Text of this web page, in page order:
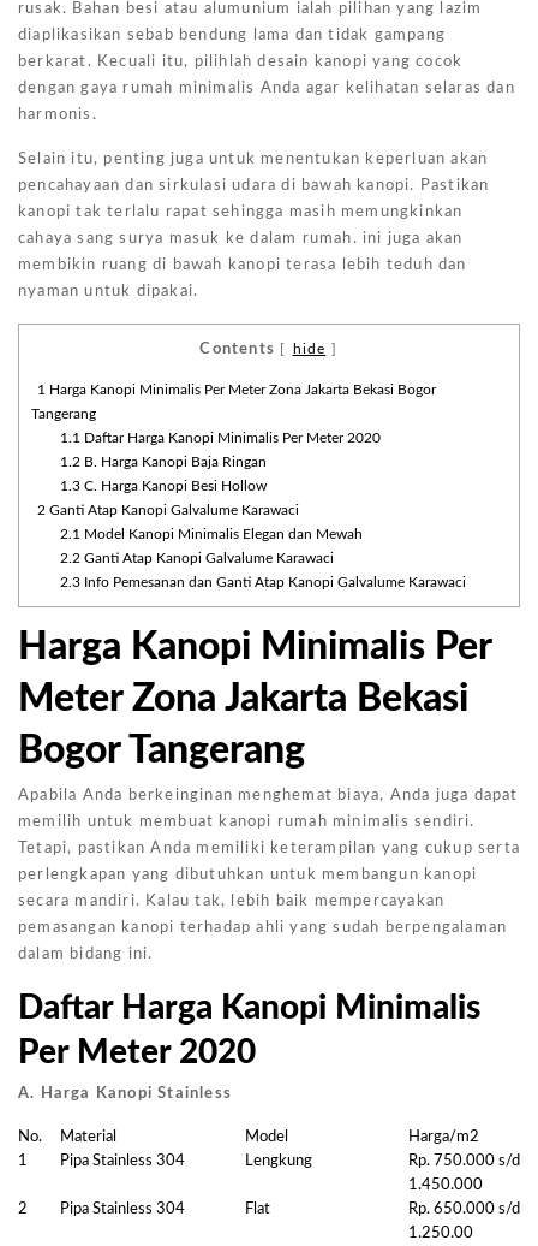
rusak. Bahan besi atau alumunium ialah pilihan yang lazim
diaplikasikan sebab bendung lama dan tidak gampang
berkarat. Kecuali itu, pilihlah desain kanopi yang cocok
dengan gaya rumah minimalis Anda agar kelihatan selaras dan
harmonis.
Selain itu, penting juga untuk menentukan keperluan akan
pencahayaan dan sirkulasi udara di bawah kanopi. Pastikan
kanopi tak terlalu rapat sehingga masih memungkinkan
cahaya sang surya masuk ke dalam rumah. ini juga akan
membikin ruang di bawah kanopi terasa lebih teduh dan
nyaman untuk dipakai.
Contents hide
1
Harga Kanopi Minimalis Per Meter Zona Jakarta Bekasi Bogor
Tangerang
1.1
Daftar Harga Kanopi Minimalis Per Meter 2020
1.2 B. Harga Kanopi Baja Ringan
1.3C. Harga Kanopi Besi Hollow
2 Ganti Atap Kanopi Galvalume Karawaci
2.1
Model Kanopi Minimalis Elegan dan Mewah
2.2 Ganti Atap Kanopi Galvalume Karawaci
2.3Info Pemesanan dan Ganti Atap Kanopi Galvalume Karawaci
Harga Kanopi Minimalis Per
Meter Zona Jakarta Bekasi
Bogor Tangerang
Apabila Anda berkeinginan menghemat biaya, Anda juga dapat
memilih untuk membuat kanopi rumah minimalis sendiri.
Tetapi, pastikan Anda memiliki keterampilan yang cukup serta
perlengkapan yang dibutuhkan untuk membangun kanopi
secara mandiri. Kalau tak, lebih baik mempercayakan
pemasangan kanopi terhadap ahli yang sudah berpengalaman
dalam bidang ini.
Daftar Harga Kanopi Minimalis
Per Meter 2020
A. Harga Kanopi Stainless
No. Material Model
Harga/m2
1
Pipa Stainless 304 Lengkung
Rp. 750.000 s/d
1.450.000
2
Pipa Stainless 304 Flat
Rp. 650.000 s/d
1.250.00